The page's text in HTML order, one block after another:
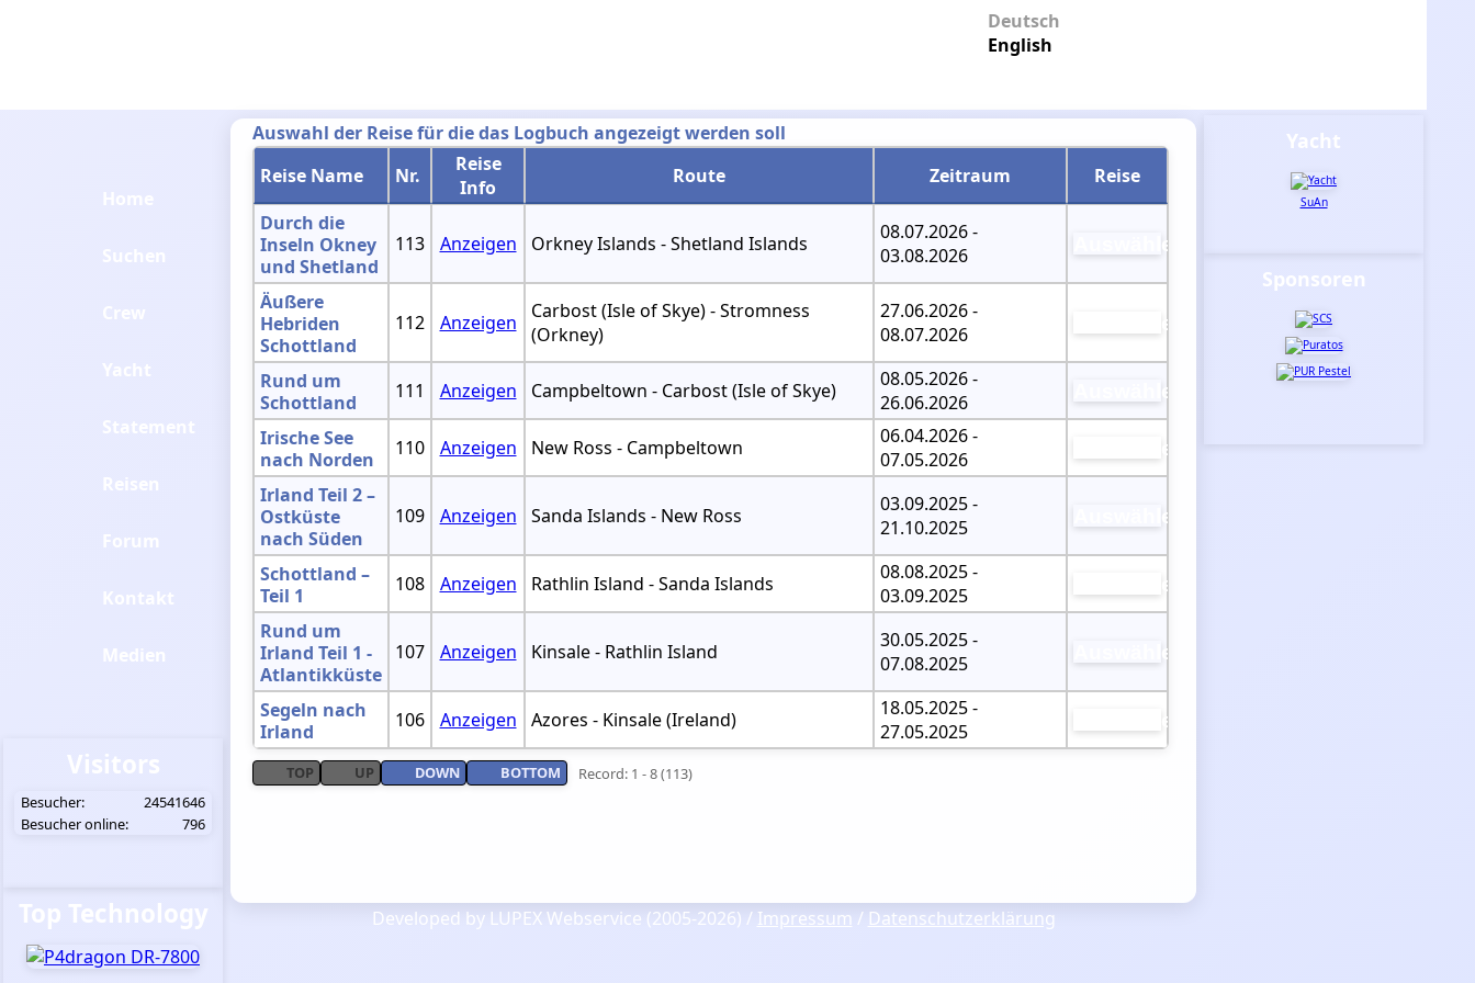
Deutsch
English
Auswahl der Reise für die das Logbuch angezeigt werden soll
Reise Name
Nr.
Reise
Info
Route Zeitraum
Reise
Durch die
Inseln Okney
und Shetland
113 Anzeigen Orkney Islands - Shetland Islands
08.07.2026 -
03.08.2026
Auswählen
Äußere
Hebriden
Schottland
112 Anzeigen
Carbost (Isle of Skye) - Stromness
(Orkney)
27.06.2026 -
08.07.2026
Auswählen
Rund um
Schottland
111 Anzeigen Campbeltown - Carbost (Isle of Skye)
08.05.2026 -
26.06.2026
Auswählen
Irische See
nach Norden
110 Anzeigen New Ross - Campbeltown
06.04.2026 -
07.05.2026
Auswählen
Irland Teil 2 –
Ostküste
nach Süden
109 Anzeigen Sanda Islands - New Ross
03.09.2025 -
21.10.2025
Auswählen
Schottland –
Teil 1
108 Anzeigen Rathlin Island - Sanda Islands
08.08.2025 -
03.09.2025
Auswählen
Rund um
Irland Teil 1 -
Atlantikküste
107 Anzeigen Kinsale - Rathlin Island
30.05.2025 -
07.08.2025
Auswählen
Segeln nach
Irland
106 Anzeigen Azores - Kinsale (Ireland)
18.05.2025 -
27.05.2025
Auswählen
TOP UP DOWN BOTTOM Record: 1 - 8 (113)
Kontakt
Medien
Visitors
Besucher:
24541646
Besucher online:
796
Top Technology
Yacht
SuAn
Sponsoren
Developed by LUPEX Webservice (2005-2026) / Impressum / Datenschutzerklärung